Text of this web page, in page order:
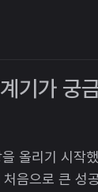
기가 궁
올리기 시작
음으로 큰 성